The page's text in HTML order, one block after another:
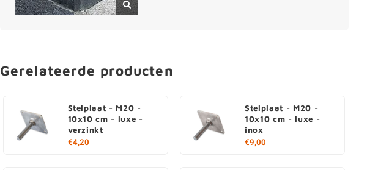
Gerelateerde producten
Stelplaat - M20 -
10x10 cm - luxe -
verzinkt
€4,20
Stelplaat - M20 -
10x10 cm - luxe -
inox
€9,00